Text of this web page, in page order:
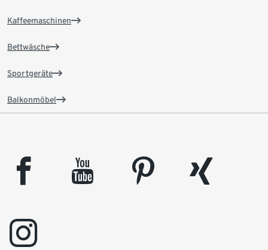
Kaffeemaschinen
Bettwäsche
Sportgeräte
Balkonmöbel
facebook youtube pinterest
xing
instagram